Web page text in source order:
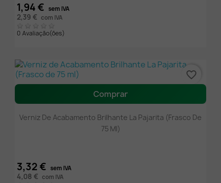
1,94 € sem IVA
2,39 € com IVA
0 Avaliação(ões)
Comprar
Verniz De Acabamento Brilhante La Pajarita (Frasco De
75 Ml)
3,32 € sem IVA
4,08 € com IVA
favorite_border